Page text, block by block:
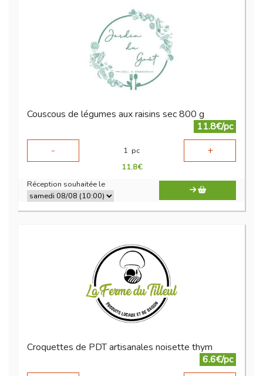
Couscous de légumes aux raisins sec 800 g
11.8€/pc
-
1 pc +
11.8€
Réception souhaitée le
Croquettes de PDT artisanales noisette thym
6.6€/pc